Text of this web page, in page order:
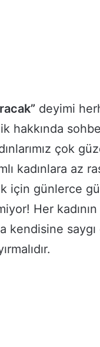
deyimi
hakkında
çok
kadınlara az
için günlerce
Her
kendisine